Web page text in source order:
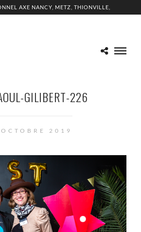
AXE NANCY, METZ, THIONVILLE,
GILIBERT-226
2019